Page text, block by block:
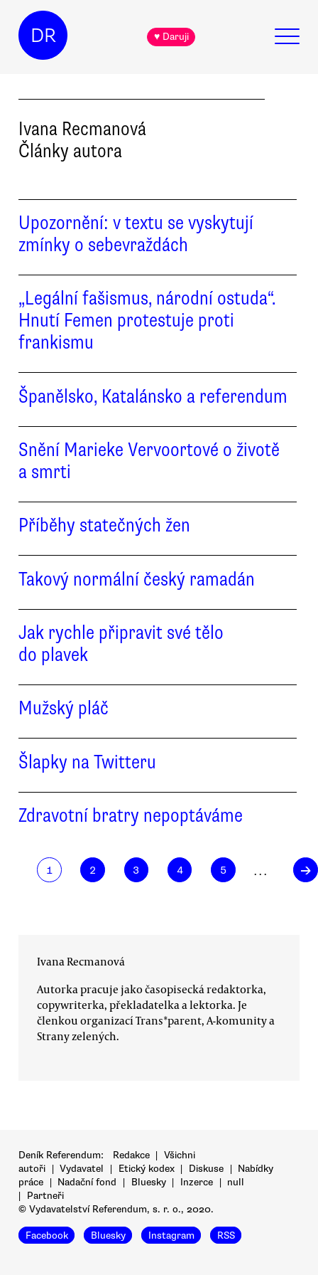
DR ♥ Daruji
Ivana Recmanová
Články autora
Upozornění: v textu se vyskytují
zmínky o sebevraždách
„Legální fašismus, národní ostuda“.
Hnutí Femen protestuje proti
frankismu
Španělsko, Katalánsko a referendum
Snění Marieke Vervoortové o životě
a smrti
Příběhy statečných žen
Takový normální český ramadán
Jak rychle připravit své tělo
do plavek
Mužský pláč
Šlapky na Twitteru
Zdravotní bratry nepoptáváme
1 2 3 4 5 . . . →
Ivana Recmanová
Autorka pracuje jako časopisecká redaktorka,
copywriterka, překladatelka a lektorka. Je
členkou organizací Trans*parent, A-komunity a
Strany zelených.
Deník Referendum: Redakce | Všichni
autoři | Vydavatel | Etický kodex | Diskuse | Nabídky
práce | Nadační fond | Bluesky | Inzerce | null
|
Partneři
© Vydavatelství Referendum, s. r. o., 2020.
Facebook Bluesky Instagram RSS